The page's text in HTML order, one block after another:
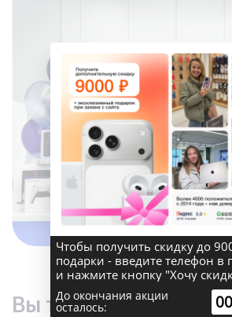
Вы точно
Чтобы получить скидку до
подарки - введите телефон в
и нажмите кнопку "Хочу
До окончания акции
осталось: 00